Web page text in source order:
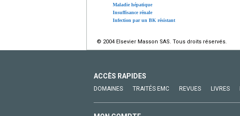
Maladie hépatique
Insuffisance rénale
Infection par un BK résistant
© 2004 Elsevier Masson SAS. Tous droits réservés.
ACCÈS RAPIDES
DOMAINES TRAITÉS EMC REVUES LIVRES